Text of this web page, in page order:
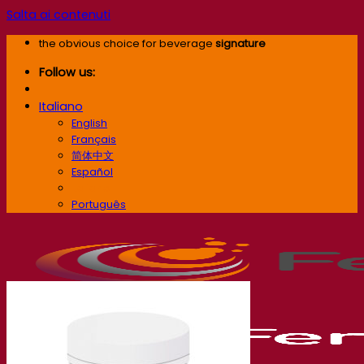
Salta ai contenuti
the obvious choice for beverage signature
Follow us:
Italiano
English
Français
简体中文
Español
Português